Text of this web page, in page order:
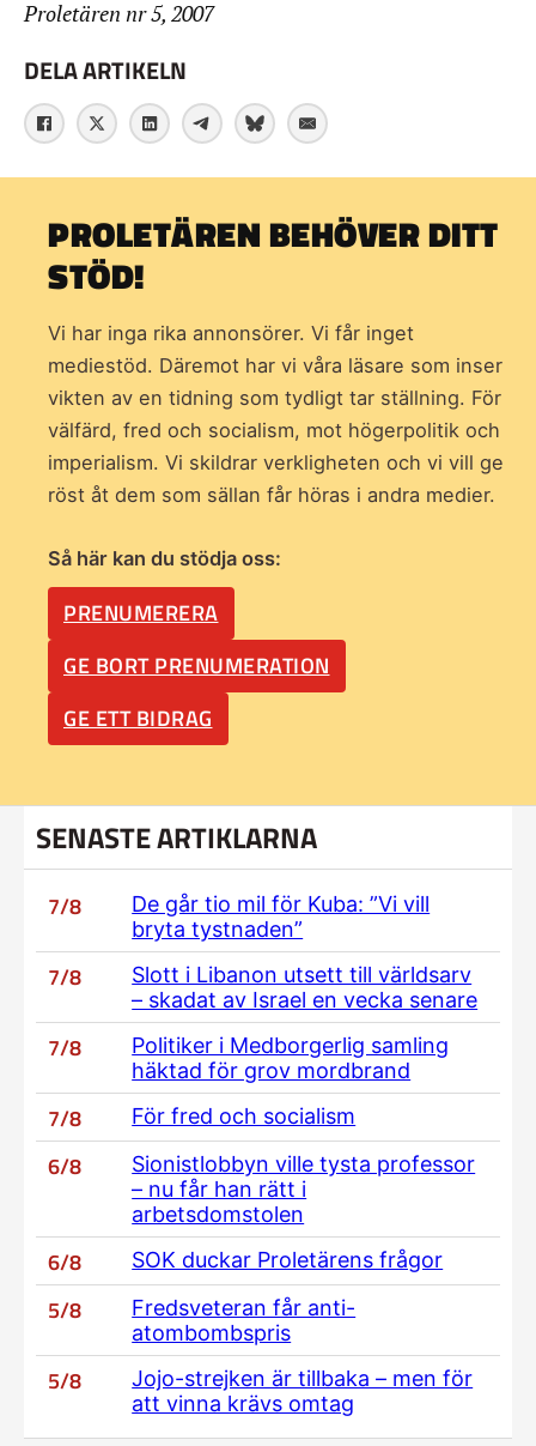
Proletären nr 5, 2007
DELA ARTIKELN
PROLETÄREN BEHÖVER DITT
STÖD!
Vi har inga rika annonsörer. Vi får inget
mediestöd. Däremot har vi våra läsare som inser
vikten av en tidning som tydligt tar ställning. För
välfärd, fred och socialism, mot högerpolitik och
imperialism. Vi skildrar verkligheten och vi vill ge
röst åt dem som sällan får höras i andra medier.
Så här kan du stödja oss:
PRENUMERERA
GE BORT PRENUMERATION
GE ETT BIDRAG
SENASTE ARTIKLARNA
7/8
De går tio mil för Kuba: ”Vi vill
bryta tystnaden”
7/8
Slott i Libanon utsett till världsarv
– skadat av Israel en vecka senare
7/8
Politiker i Medborgerlig samling
häktad för grov mordbrand
7/8 För fred och socialism
6/8
Sionistlobbyn ville tysta professor
– nu får han rätt i
arbetsdomstolen
6/8 SOK duckar Proletärens frågor
5/8
Fredsveteran får anti-
atombombspris
5/8
Jojo-strejken är tillbaka – men för
att vinna krävs omtag